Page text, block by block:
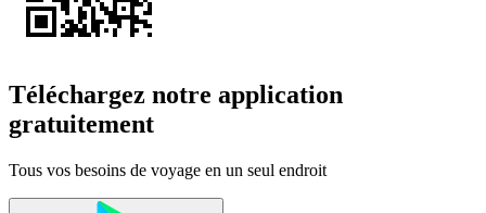
Téléchargez notre application
gratuitement
Tous vos besoins de voyage en un seul endroit